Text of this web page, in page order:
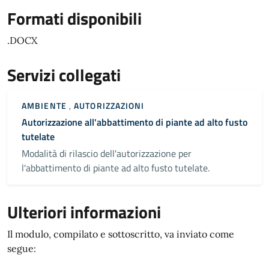
Formati disponibili
.DOCX
Servizi collegati
AMBIENTE ,AUTORIZZAZIONI
Autorizzazione all'abbattimento di piante ad alto fusto
tutelate
Modalità di rilascio dell'autorizzazione per
l'abbattimento di piante ad alto fusto tutelate.
Ulteriori informazioni
Il modulo, compilato e sottoscritto, va inviato come
segue: